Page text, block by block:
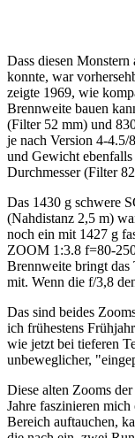
Dass diesen
konnte, war
zeigte 1969, wie
Brennweite bauen
(Filter 52 mm) und
je nach Version 4-
und Gewicht
Durchmesser (Filter
Das 1430 g schwere
(Nahdistanz 2,5 m)
noch ein mit 1427 g
ZOOM 1:3.8 f=80-
Brennweite bringt das
mit. Wenn die f/3,8
Das sind beides
ich frühestens
wie jetzt bei tieferen
unbeweglicher,
Diese alten Zooms
Jahre faszinieren
Bereich auftauchen,